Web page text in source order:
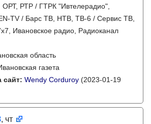
ОРТ, РТР / ГТРК "Ивтелерадио",
TV / Барс ТВ, НТВ, ТВ-6 / Сервис ТВ,
Ивановское радио, Радиоканал
область
газета
сайт: Wendy Corduroy (2023-01-19
, чт